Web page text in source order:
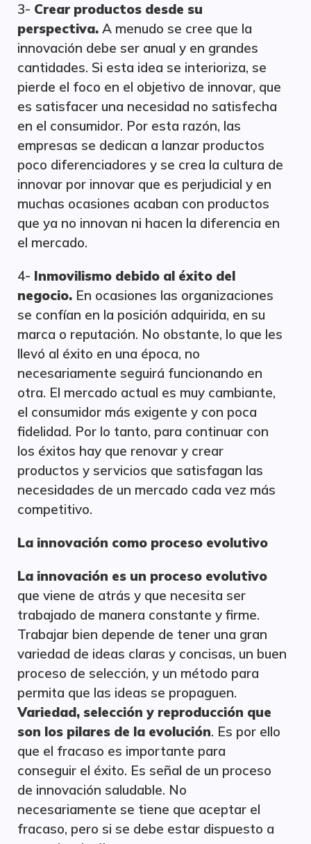
3- Crear productos desde su
perspectiva. A menudo se cree que la
innovación debe ser anual y en grandes
cantidades. Si esta idea se interioriza, se
pierde el foco en el objetivo de innovar, que
es satisfacer una necesidad no satisfecha
en el consumidor. Por esta razón, las
empresas se dedican a lanzar productos
poco diferenciadores y se crea la cultura de
innovar por innovar que es perjudicial y en
muchas ocasiones acaban con productos
que ya no innovan ni hacen la diferencia en
el mercado.
4- Inmovilismo debido al éxito del
negocio. En ocasiones las organizaciones
se confían en la posición adquirida, en su
marca o reputación. No obstante, lo que les
llevó al éxito en una época, no
necesariamente seguirá funcionando en
otra. El mercado actual es muy cambiante,
el consumidor más exigente y con poca
fidelidad. Por lo tanto, para continuar con
los éxitos hay que renovar y crear
productos y servicios que satisfagan las
necesidades de un mercado cada vez más
competitivo.
La innovación como proceso evolutivo
La innovación es un proceso evolutivo
que viene de atrás y que necesita ser
trabajado de manera constante y firme.
Trabajar bien depende de tener una gran
variedad de ideas claras y concisas, un buen
proceso de selección, y un método para
permita que las ideas se propaguen.
Variedad, selección y reproducción que
son los pilares de la evolución. Es por ello
que el fracaso es importante para
conseguir el éxito. Es señal de un proceso
de innovación saludable. No
necesariamente se tiene que aceptar el
fracaso, pero si se debe estar dispuesto a